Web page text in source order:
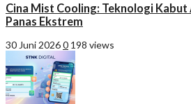
Cina Mist Cooling: Teknologi
Panas Ekstrem
30 Juni 20260 198 views